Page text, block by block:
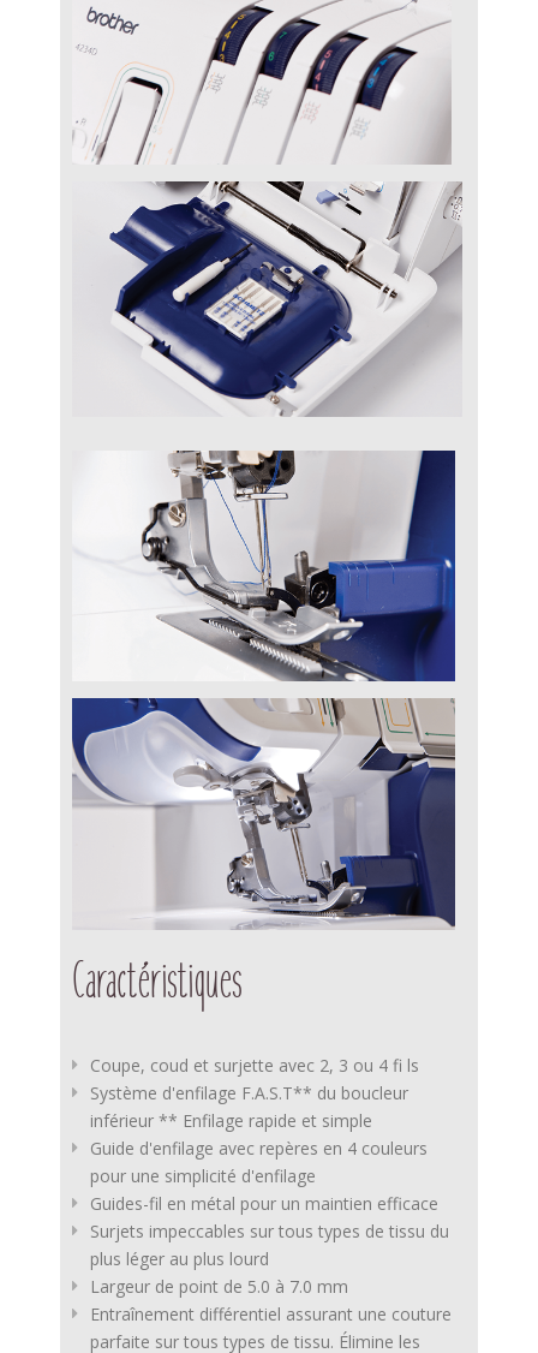
Caractéristiques
Coupe, coud et surjette avec 2, 3 ou 4 fi ls
Système d'enfilage F.A.S.T** du boucleur
inférieur ** Enfilage rapide et simple
Guide d'enfilage avec repères en 4 couleurs
pour une simplicité d'enfilage
Guides-fil en métal pour un maintien efficace
Surjets impeccables sur tous types de tissu du
plus léger au plus lourd
Largeur de point de 5.0 à 7.0 mm
Entraînement différentiel assurant une couture
parfaite sur tous types de tissu. Élimine les